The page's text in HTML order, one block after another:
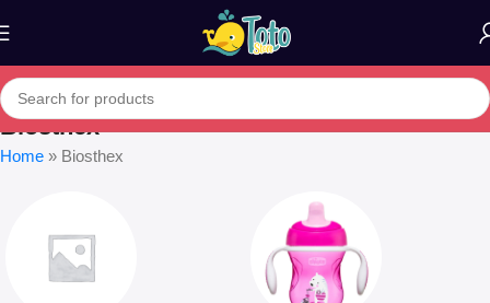
Biosthex
Home » Biosthex